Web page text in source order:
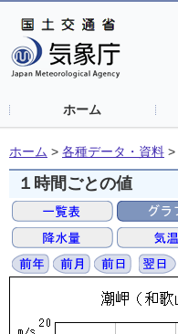
ホーム
ホーム > 各種データ・資料 >
１時間ごとの値